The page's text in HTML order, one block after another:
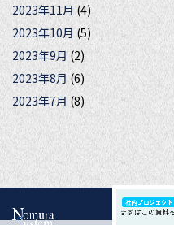
2023年11月(4)
2023年10月 (5)
2023年9月(2)
2023年8月 (6)
2023年7月(8)